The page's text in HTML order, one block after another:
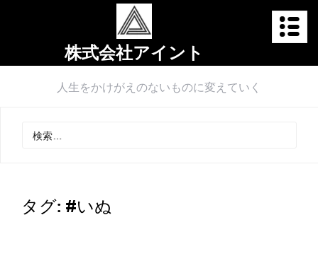
株式会社アイント
人生をかけがえのないものに変えていく
タグ: #いぬ